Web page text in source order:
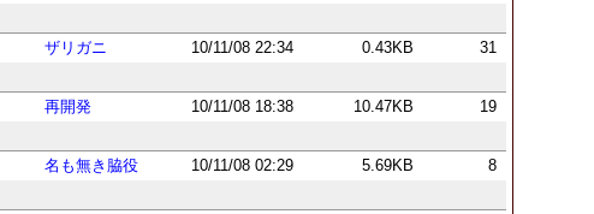
ザリガニ 10/11/08 22:34 0.43KB
31
再開発 10/11/08 18:38 10.47KB
19
名も無き脇役 10/11/08 02:29 5.69KB
8